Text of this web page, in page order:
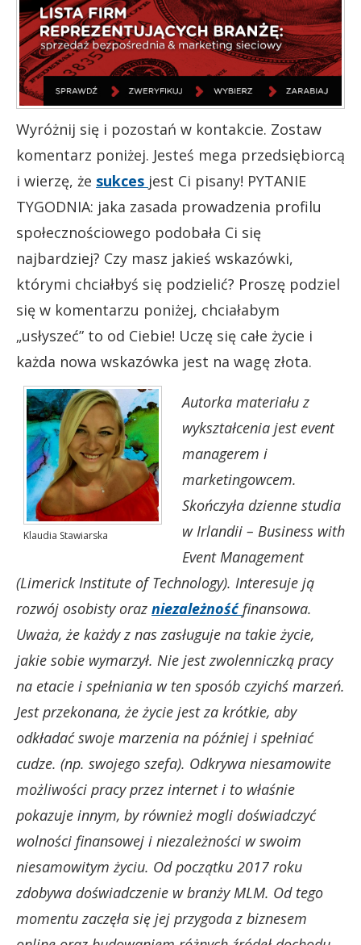
Wyróżnij się i pozostań w kontakcie. Zostaw
komentarz poniżej. Jesteś mega przedsiębiorcą
i wierzę, że sukces jest Ci pisany! PYTANIE
TYGODNIA: jaka zasada prowadzenia profilu
społecznościowego podobała Ci się
najbardziej? Czy masz jakieś wskazówki,
którymi chciałbyś się podzielić? Proszę podziel
się w komentarzu poniżej, chciałabym
„usłyszeć” to od Ciebie! Uczę się całe życie i
każda nowa wskazówka jest na wagę złota.
Klaudia Stawiarska
Autorka materiału z
wykształcenia jest event
managerem i
marketingowcem.
Skończyła dzienne studia
w Irlandii – Business with
Event Management
(Limerick Institute of Technology). Interesuje ją
rozwój osobisty oraz niezależność finansowa.
Uważa, że każdy z nas zasługuje na takie życie,
jakie sobie wymarzył. Nie jest zwolenniczką pracy
na etacie i spełniania w ten sposób czyichś marzeń.
Jest przekonana, że życie jest za krótkie, aby
odkładać swoje marzenia na później i spełniać
cudze. (np. swojego szefa). Odkrywa niesamowite
możliwości pracy przez internet i to właśnie
pokazuje innym, by również mogli doświadczyć
wolności finansowej i niezależności w swoim
niesamowitym życiu. Od początku 2017 roku
zdobywa doświadczenie w branży MLM. Od tego
momentu zaczęła się jej przygoda z biznesem